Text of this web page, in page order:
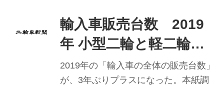
果を上げた。こうした活動で上期の減
少を下期で挽回し、年間では前年並み
の販売台数を確保したとする。21年は
コロナや市場、ユーザーの動向を検証
しながら、昨年の反省や経験を踏ま
輸入車販売台数 2019
年 小型二輪と軽二輪合
計2万4768台 対前年
3.3％増
2019年の「輸入車の全体の販売台数」
が、3年ぶりプラスになった。本紙調